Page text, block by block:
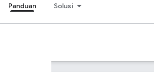
Panduan Solusi